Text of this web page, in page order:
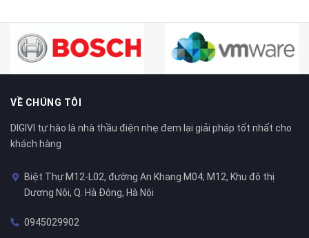
VỀ CHÚNG TÔI
DIGIVI tự hào là nhà thầu điện nhẹ đem lại giải pháp tốt nhất cho
khách hàng
Biệt Thự M12-L02, đường An Khang M04; M12, Khu đô thị
Dương Nội, Q. Hà Đông, Hà Nội
0945029902